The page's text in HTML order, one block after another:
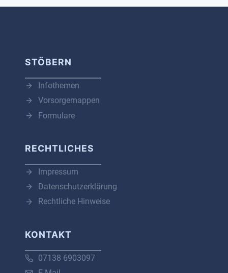
STÖBERN
Infothemen
Vorsorgemappen
Formulare
RECHTLICHES
Impressum
Datenschutzerklärung
Rechtliche Hinweise
KONTAKT
07138 6903097